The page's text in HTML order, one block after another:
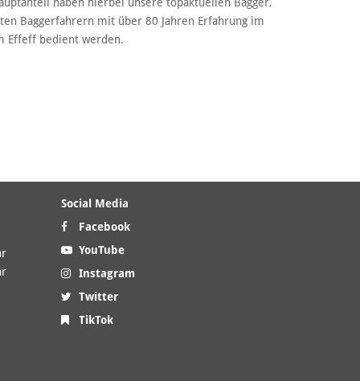
Baggerfahrern mit über 80 Jahren Erfahrung im
Effeff bedient werden.
Social Media
Facebook
YouTube
Instagram
Twitter
TikTok